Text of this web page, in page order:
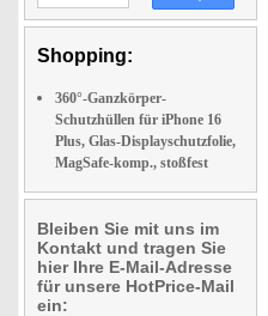
Shopping:
360°-Ganzkörper-
Schutzhüllen für iPhone 16
Plus, Glas-Displayschutzfolie,
MagSafe-komp., stoßfest
Bleiben Sie mit uns im
Kontakt und tragen Sie
hier Ihre E-Mail-Adresse
für unsere HotPrice-Mail
ein: